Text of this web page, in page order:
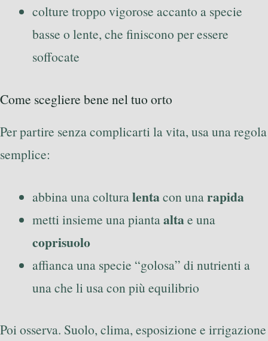
colture troppo vigorose accanto a specie
basse o lente, che finiscono per essere
soffocate
Come scegliere bene nel tuo orto
Per partire senza complicarti la vita, usa una regola
semplice:
abbina una colturalentacon unarapida
metti insieme una piantaaltae una
coprisuolo
affianca una specie “golosa” di nutrienti a
una che li usa con più equilibrio
Poi osserva. Suolo, clima, esposizione e irrigazione